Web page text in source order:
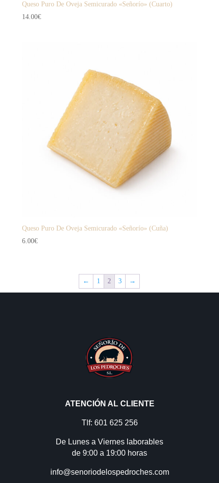
Queso Puro De Oveja Semicurado «Señorío» (Cuarto)
14.00€
Queso Puro De Oveja Semicurado «Señorío» (Cuña)
6.00€
← 1 2 3 →
ATENCIÓN AL CLIENTE
Tlf: 601 625 256
De Lunes a Viernes laborables
de 9:00 a 19:00 horas
info@senoriodelospedroches.com